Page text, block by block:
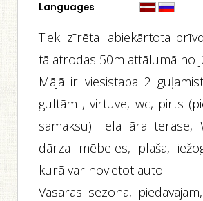
Languages
Tiek izīrēta labiekārtota
tā atrodas 50m attālumā no
Mājā ir viesistaba 2
gultām , virtuve, wc, pirts
samaksu) liela āra terase,
dārza mēbeles, plaša,
kurā var novietot auto.
Vasaras sezonā,